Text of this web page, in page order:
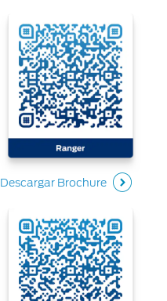
Descargar Brochure